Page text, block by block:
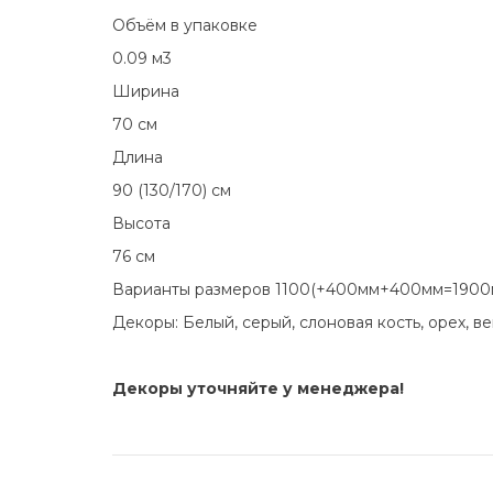
Объём в упаковке
0.09 м3
Ширина
70 см
Длина
90 (130/170) см
Высота
76 см
Варианты размеров
Декоры: Белый, серый, слоновая кость, орех,
Декоры уточняйте у менеджера!